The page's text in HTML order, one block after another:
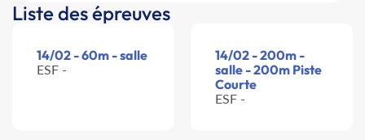
Liste des épreuves
14/02 - 60m - salle
ESF -
14/02 - 200m -
salle - 200m Piste
Courte
ESF -